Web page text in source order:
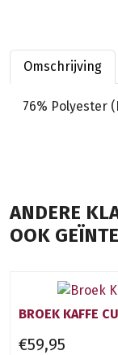
Omschrijving
76% Polyester
ANDERE
OOK
BROEK KAFFE
€59,95